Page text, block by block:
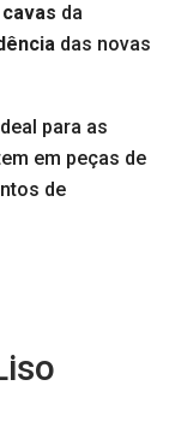
cavas da
das novas
para as
em peças de
de